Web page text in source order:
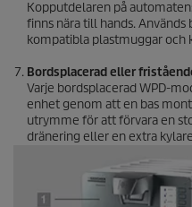
Kopputdelaren på
finns nära till hands.
kompatibla plastmuggar och
Bordsplacerad eller
Varje bordsplacerad WPD-
enhet genom att en bas
utrymme för att förvara en
dränering eller en extra